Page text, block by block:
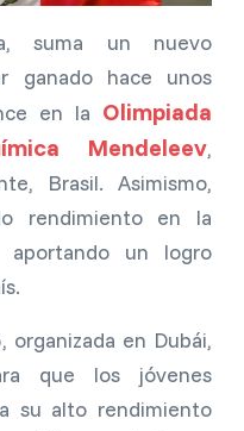
suma un nuevo
ganado hace unos
en la Olimpiada
Mendeleev,
Brasil. Asimismo,
rendimiento en la
aportando un logro
organizada en Dubái,
que los jóvenes
su alto rendimiento